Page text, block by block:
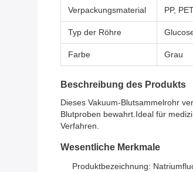
Verpackungsmaterial PP,
Typ der Röhre
Farbe Grau
Beschreibung des Produkts
Dieses Vakuum-Blutsammelrohr
Blutproben bewahrt.Ideal für
Verfahren.
Wesentliche Merkmale
Produktbezeichnung: